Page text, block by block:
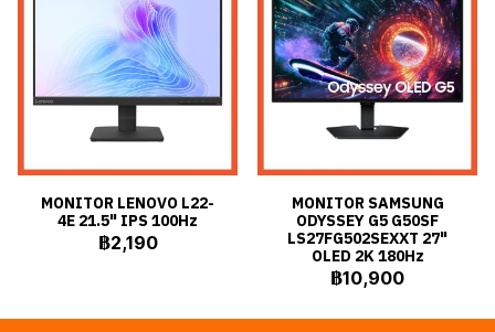
MONITOR LENOVO L22-
4E 21.5" IPS 100Hz
฿2,190
MONITOR SAMSUNG
ODYSSEY G5 G50SF
LS27FG502SEXXT 27"
OLED 2K 180Hz
฿10,900